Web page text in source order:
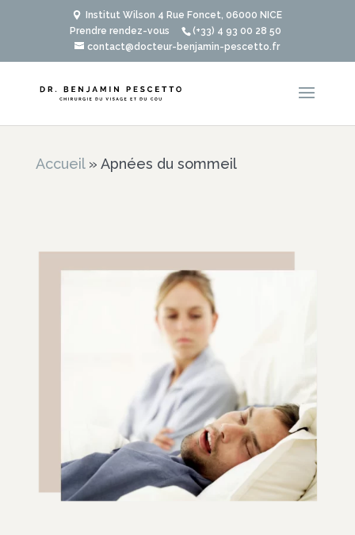
Institut Wilson 4 Rue Foncet, 06000 NICE
Prendre rendez-vous
(+33) 4 93 00 28 50
contact@docteur-benjamin-pescetto.fr
Accueil» Apnées du sommeil